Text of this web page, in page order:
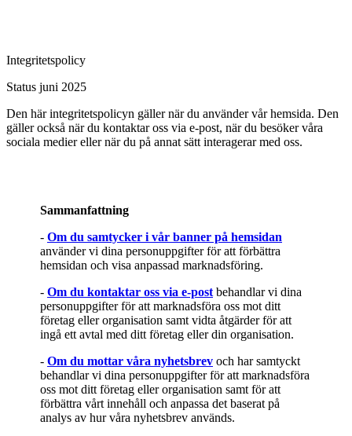
Integritetspolicy
Status juni 2025
Den här integritetspolicyn gäller när du använder vår hemsida. Den
gäller också när du kontaktar oss via e-post, när du besöker våra
sociala medier eller när du på annat sätt interagerar med oss.
Sammanfattning
- Om du samtycker i vår banner på hemsidan
använder vi dina personuppgifter för att förbättra
hemsidan och visa anpassad marknadsföring.
- Om du kontaktar oss via e-post behandlar vi dina
personuppgifter för att marknadsföra oss mot ditt
företag eller organisation samt vidta åtgärder för att
ingå ett avtal med ditt företag eller din organisation.
- Om du mottar våra nyhetsbrev och har samtyckt
behandlar vi dina personuppgifter för att marknadsföra
oss mot ditt företag eller organisation samt för att
förbättra vårt innehåll och anpassa det baserat på
analys av hur våra nyhetsbrev används.